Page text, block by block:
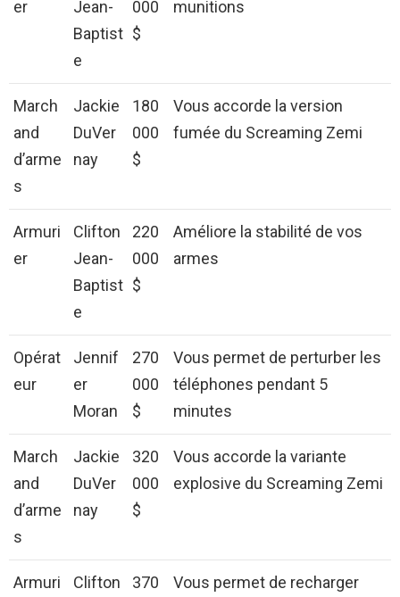
er
Jean-
Baptist
e
000
$
munitions
March
and
d’arme
s
Jackie
DuVer
nay
180
000
$
Vous accorde la version
fumée du Screaming Zemi
Armuri
er
Clifton
Jean-
Baptist
e
220
000
$
Améliore la stabilité de vos
armes
Opérat
eur
Jennif
er
Moran
270
000
$
Vous permet de perturber les
téléphones pendant 5
minutes
March
and
d’arme
s
Jackie
DuVer
nay
320
000
$
Vous accorde la variante
explosive du Screaming Zemi
Armuri Clifton 370 Vous permet de recharger